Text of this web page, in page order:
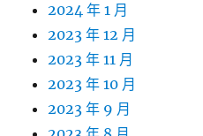
2024 年 1 月
2023 年 12 月
2023 年 11 月
2023 年 10 月
2023 年 9 月